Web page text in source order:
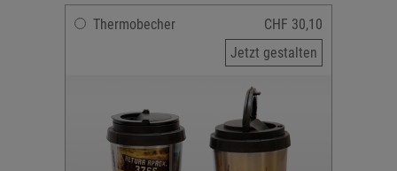
Thermobecher
CHF 30,10
Jetzt gestalten